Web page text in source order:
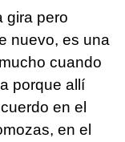
gira pero
nuevo, es una
cuando
porque allí
en el
en el